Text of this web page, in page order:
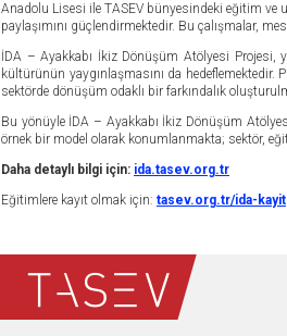
Anadolu Lisesi ile TASEV bünyesindeki eğitim ve
paylaşımını güçlendirmektedir. Bu çalışmalar,
İDA – Ayakkabı İkiz Dönüşüm Atölyesi Projesi,
kültürünün yaygınlaşmasını da hedeflemektedir.
sektörde dönüşüm odaklı bir farkındalık
Bu yönüyle İDA – Ayakkabı İkiz Dönüşüm
örnek bir model olarak konumlanmakta; sektör,
Daha detaylı bilgi için: ida.tasev.org.tr
Eğitimlere kayıt olmak için: tasev.org.tr/ida-kayit